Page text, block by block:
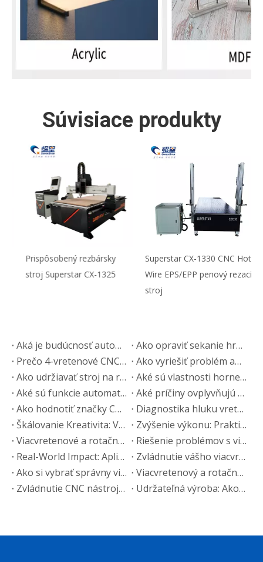
Súvisiace produkty
Prispôsobený rezbársky
stroj Superstar CX-1325
Superstar CX-1330 CNC Hot
Wire EPS/EPP penový rezací
stroj
Aká je budúcnosť automobilového priemyslu?
Ako opraviť sekanie hrán panelov na CNC smerovačoch
Prečo 4-vretenové CNC frézy dominujú vo výrobe panelového nábytku
Ako vyriešiť problém abnormálneho hluku vo vretene CNC rezacieho stroja
Ako udržiavať stroj na rezanie panelového nábytku?
Aké sú vlastnosti hornej koľajnice CNC rezacieho stroja
Aké sú funkcie automatického olepovačky hrán
Aké príčiny ovplyvňujú presnosť obrábania CNC rezacieho stroja
Ako hodnotiť značky CNC smerovačov: kvalita vs. cena
Diagnostika hluku vretena CNC smerovača: Príčiny a opravy
Škálovanie Kreativita: Viacvretenové a rotačné CNC aplikácie v reklame
Zvýšenie výkonu: Praktické tipy na maximalizáciu efektivity viacvretenového a rotačného CNC
Viacvretenové a rotačné verzus štandardné CNC: Ktorý nástroj sa hodí pre vašu výrobu?
Riešenie problémov s viacvretenovými a rotačnými CNC smerovačmi: dokonalý sprievodca opravami
Real-World Impact: Aplikácie viacvretenových a rotačných CNC smerovačov pri obrábaní dreva
Zvládnutie vášho viacvretenového a rotačného CNC smerovača: Sprievodca prevádzkou a údržbou
Ako si vybrať správny viacvretenový a rotačný CNC router: Sprievodca nákupom
Viacvretenový a rotačný CNC router: Technické špecifikácie a vlastnosti Hlboký ponor
Zvládnutie CNC nástrojov: Sprievodca výberom a správou smerovačov ATC
Udržateľná výroba: Ako CNC smerovače ATC riadia výrobu šetrnú k životnému prostrediu